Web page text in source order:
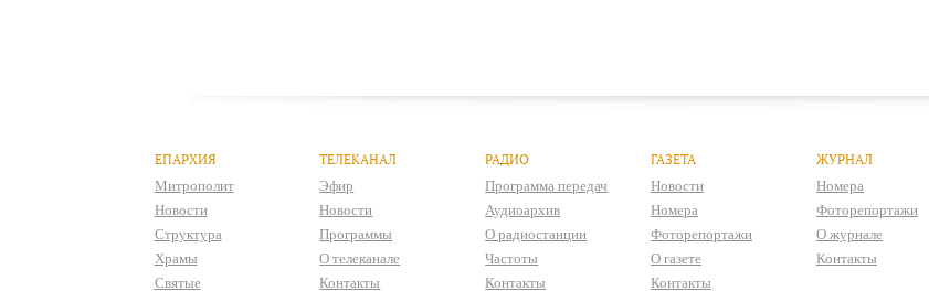
ЕПАРХИЯ
Митрополит
Новости
Структура
Храмы
Святые
ТЕЛЕКАНАЛ
Эфир
Новости
Программы
О телеканале
Контакты
РАДИО
Программа передач
Аудиоархив
О радиостанции
Частоты
Контакты
ГАЗЕТА
Новости
Номера
Фоторепортажи
О газете
Контакты
ЖУРНАЛ
Номера
Фоторепортажи
О журнале
Контакты